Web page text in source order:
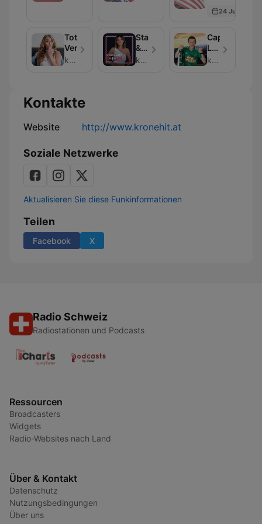
Sekunden
24 Jun 2026
Total
Versext
kronehit, Sandra Spick
Stars
&
Stories
kronehit, Jasmin Eder
Captain
Lukes
Sportcast
kronehit, Captain Luke
Kontakte
Website http://www.kronehit.at
Soziale Netzwerke
Aktualisieren Sie diese Funkinformationen
Teilen
Facebook X
Radio Schweiz
Radiostationen und Podcasts
Ressourcen
Broadcasters
Widgets
Radio-Websites nach Land
Über & Kontakt
Datenschutz
Nutzungsbedingungen
Über uns